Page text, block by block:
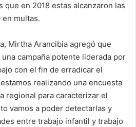
en 2018 estas alcanzaron las
multas.
Mirtha Arancibia agregó que
campaña potente liderada por
con el fin de erradicar el
realizando una encuesta
regional para caracterizar el
vamos a poder detectarlas y
entre trabajo infantil y trabajo